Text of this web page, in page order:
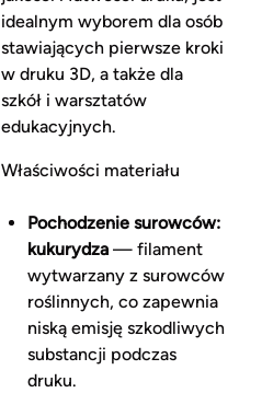
idealnym wyborem dla osób
stawiających pierwsze kroki
w druku 3D, a także dla
szkół i warsztatów
edukacyjnych.
Właściwości materiału
Pochodzenie surowców:
kukurydza— filament
wytwarzany z surowców
roślinnych, co zapewnia
niską emisję szkodliwych
substancji podczas
druku.